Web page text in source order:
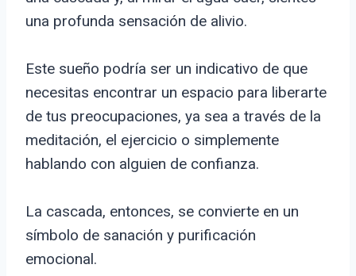
una profunda sensación de alivio.
Este sueño podría ser un indicativo de que
necesitas encontrar un espacio para liberarte
de tus preocupaciones, ya sea a través de la
meditación, el ejercicio o simplemente
hablando con alguien de confianza.
La cascada, entonces, se convierte en un
símbolo de sanación y purificación
emocional.